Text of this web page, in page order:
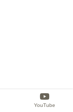
YouTube